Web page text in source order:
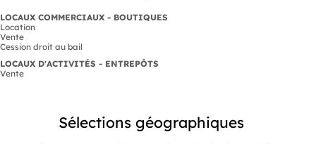
LOCAUX COMMERCIAUX - BOUTIQUES
Location
Vente
Cession droit au bail
LOCAUX D'ACTIVITÉS - ENTREPÔTS
Vente
Sélections géographiques